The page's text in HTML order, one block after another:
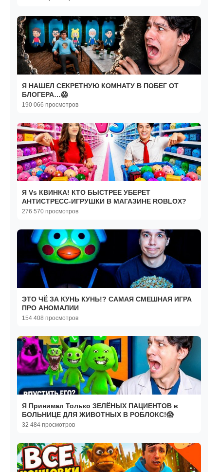
Я НАШЕЛ СЕКРЕТНУЮ КОМНАТУ В ПОБЕГ ОТ
БЛОГЕРА…😱
190 066 просмотров
Я Vs КВИНКА! КТО БЫСТРЕЕ УБЕРЕТ
АНТИСТРЕСС-ИГРУШКИ В МАГАЗИНЕ ROBLOX?
276 570 просмотров
ЭТО ЧЁ ЗА КУНЬ КУНЬ!? САМАЯ СМЕШНАЯ ИГРА
ПРО АНОМАЛИИ
154 408 просмотров
Я Принимал Только ЗЕЛЁНЫХ ПАЦИЕНТОВ в
БОЛЬНИЦЕ ДЛЯ ЖИВОТНЫХ В РОБЛОКС!😱
32 484 просмотров